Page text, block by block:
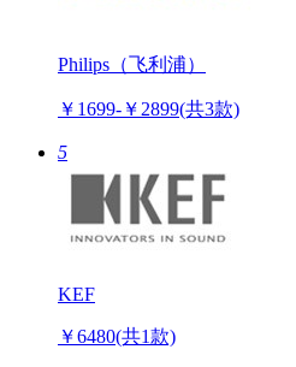
Philips（飞利浦）
￥1699-￥2899(共3款)
5
KEF
￥6480(共1款)